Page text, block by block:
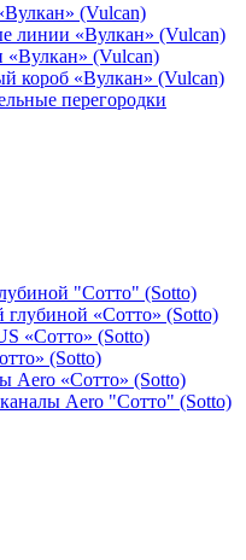
(Vulcan)
линии «Вулкан» (Vulcan)
«Вулкан» (Vulcan)
короб «Вулкан» (Vulcan)
перегородки
"Сотто" (Sotto)
«Сотто» (Sotto)
«Сотто» (Sotto)
(Sotto)
Aero «Сотто» (Sotto)
Aero "Сотто" (Sotto)